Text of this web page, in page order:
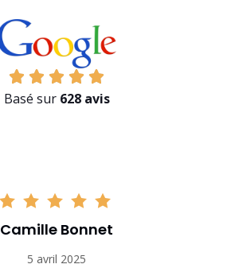
Basé sur 628 avis
Camille Bonnet
5 avril 2025